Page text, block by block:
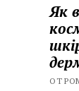
Як
ОТ